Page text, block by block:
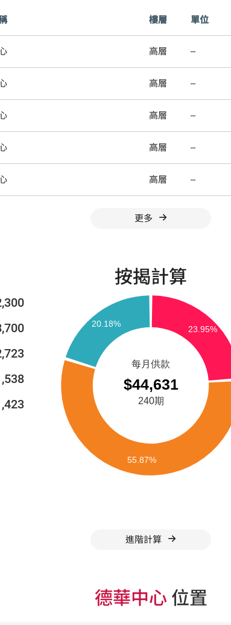
樓層 單位
高層 --
高層 --
高層 --
高層 --
高層 --
更多
按揭計算
進階計算
德華中心 位置